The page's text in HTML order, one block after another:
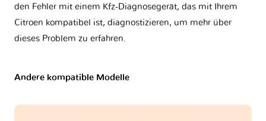
den Fehler mit einem Kfz-Diagnosegerät, das mit Ihrem
Citroen kompatibel ist, diagnostizieren, um mehr über
dieses Problem zu erfahren.
Andere kompatible Modelle